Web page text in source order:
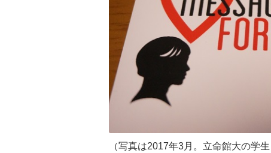
（写真は2017年3月。立命館大の学